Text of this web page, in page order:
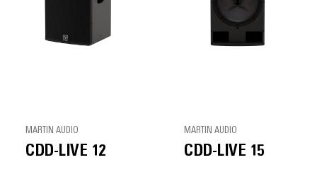
MARTIN AUDIO
CDD-LIVE 12
MARTIN AUDIO
CDD-LIVE 15